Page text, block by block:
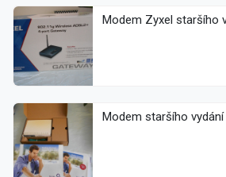
Modem Zyxel
Modem staršího vydání